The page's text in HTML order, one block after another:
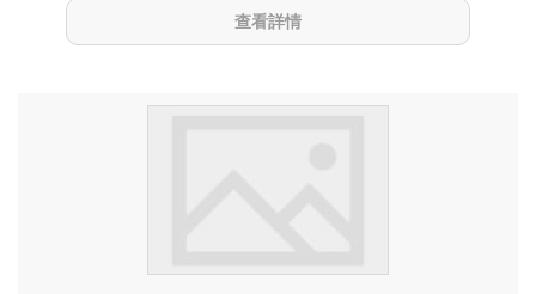
查看詳情